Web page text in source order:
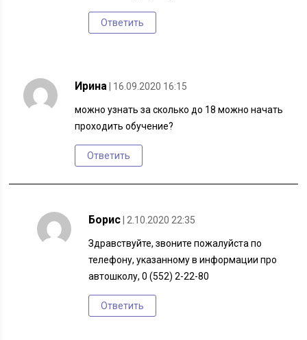
Ответить
Ирина | 16.09.2020 16:15
можно узнать за сколько до 18 можно начать
проходить обучение?
Ответить
Борис | 2.10.2020 22:35
Здравствуйте, звоните пожалуйста по
телефону, указанному в информации про
автошколу, 0 (552) 2-22-80
Ответить